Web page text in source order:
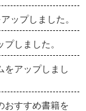
ップしました。
しました。
アップしまし
おすすめ書籍を